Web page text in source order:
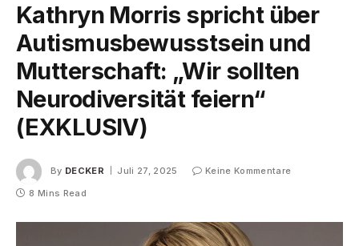
Kathryn Morris spricht über
Autismusbewusstsein und
Mutterschaft: „Wir sollten
Neurodiversität feiern“
(EXKLUSIV)
By DECKER Juli 27, 2025
Keine Kommentare
8 Mins Read